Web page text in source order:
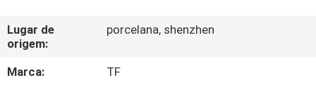
SOBRE
NÓS
Lugar de
origem:
porcelana, shenzhen
Marca:
TF